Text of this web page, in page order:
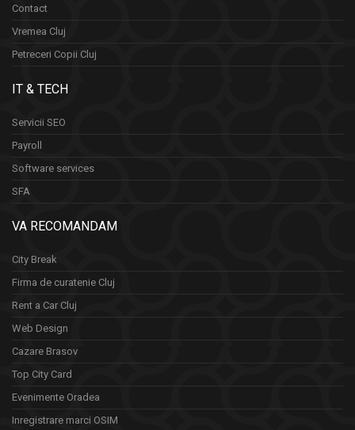
Contact
Vremea Cluj
Petreceri Copii Cluj
IT & TECH
Servicii SEO
Payroll
Software services
SFA
VA RECOMANDAM
City Break
Firma de curatenie Cluj
Rent a Car Cluj
Web Design
Cazare Brasov
Top City Card
Evenimente Oradea
Inregistrare marci OSIM